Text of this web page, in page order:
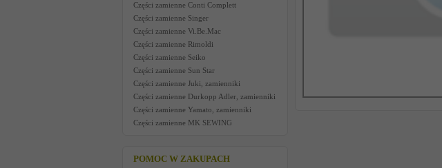
Części zamienne Conti Complett
Części zamienne Singer
Części zamienne Vi.Be.Mac
Części zamienne Rimoldi
Części zamienne Seiko
Części zamienne Sun Star
Części zamienne Juki, zamienniki
Części zamienne Durkopp Adler, zamienniki
Części zamienne Yamato, zamienniki
Części zamienne MK SEWING
POMOC W ZAKUPACH